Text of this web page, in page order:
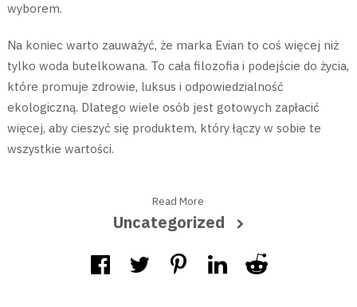
wyborem.
Na koniec warto zauważyć, że marka Evian to coś więcej niż
tylko woda butelkowana. To cała filozofia i podejście do życia,
które promuje zdrowie, luksus i odpowiedzialność
ekologiczną. Dlatego wiele osób jest gotowych zapłacić
więcej, aby cieszyć się produktem, który łączy w sobie te
wszystkie wartości.
Read More
Uncategorized